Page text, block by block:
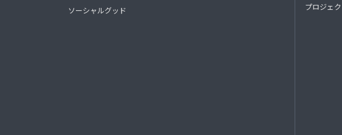
ソーシャルグッド
プロジェ